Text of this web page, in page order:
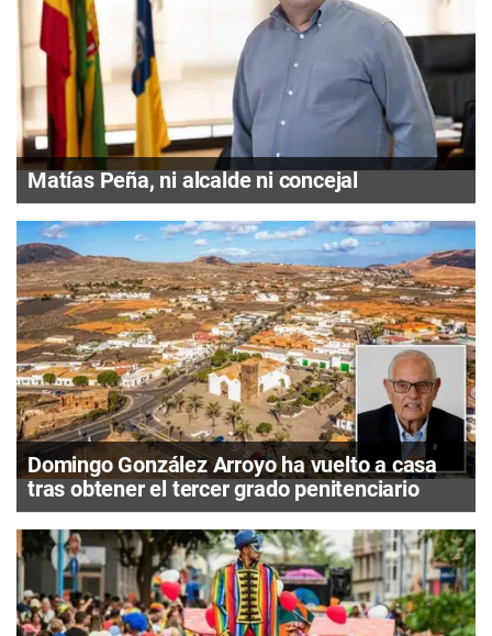
Matías Peña, ni alcalde ni concejal
Domingo González Arroyo ha vuelto a casa
tras obtener el tercer grado penitenciario